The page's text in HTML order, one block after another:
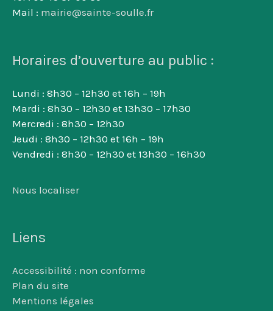
Mail : mairie@sainte-soulle.fr
Horaires d’ouverture au public :
Lundi : 8h30 – 12h30 et 16h – 19h
Mardi : 8h30 – 12h30 et 13h30 – 17h30
Mercredi : 8h30 – 12h30
Jeudi : 8h30 – 12h30 et 16h – 19h
Vendredi : 8h30 – 12h30 et 13h30 – 16h30
Nous localiser
Liens
Accessibilité : non conforme
Plan du site
Mentions légales